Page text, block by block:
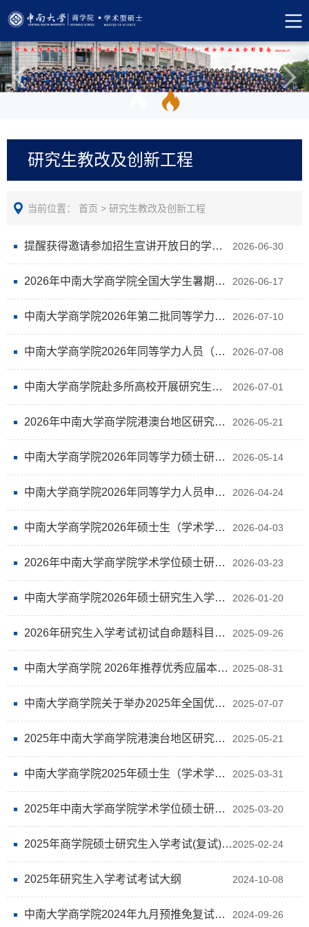
研究生教改及创新工程
当前位置： 首页 > 研究生教改及创新工程
提醒获得邀请参加招生宣讲开放日的学生加入通知QQ群 2026-06-30
2026年中南大学商学院全国大学生暑期招生宣讲开放日活动通知 2026-06-17
中南大学商学院2026年第二批同等学力硕士研究生拟录取名单公示 2026-07-10
中南大学商学院2026年同等学力人员（第二批）申请硕士学位资格审查工作方案 2026-07-08
中南大学商学院赴多所高校开展研究生招生专项宣讲 2026-07-01
2026年中南大学商学院港澳台地区研究生招生考试复试录取结果公示 2026-05-21
中南大学商学院2026年同等学力硕士研究生拟录取名单公示 2026-05-14
中南大学商学院2026年同等学力人员申请硕士学位资格审查工作方案 2026-04-24
中南大学商学院2026年硕士生（学术学位）复试拟录取结果公示及相关说明 2026-04-03
2026年中南大学商学院学术学位硕士研究生招生复试分数线、各专业招生计划以及复试方案 2026-03-23
中南大学商学院2026年硕士研究生入学考试(复试)专业基础测试参考书目 2026-01-20
2026年研究生入学考试初试自命题科目考试大纲 2025-09-26
中南大学商学院 2026年推荐优秀应届本科毕业生免试攻读研究生考核录取工作的通知 （学术学位） 2025-08-31
中南大学商学院关于举办2025年全国优秀大学生经管交叉学术论坛的通知 2025-07-07
2025年中南大学商学院港澳台地区研究生招生考试复试录取结果公示 2025-05-21
中南大学商学院2025年硕士生（学术学位）拟录取结果公示 2025-03-31
2025年中南大学商学院学术学位硕士研究生招生复试分数线、各专业招生计划以及复试方案 2025-03-20
2025年商学院硕士研究生入学考试(复试)专业综合课考试说明及参考书目2025-02-24
2025年研究生入学考试考试大纲 2024-10-08
中南大学商学院2024年九月预推免复试结果查询及说明（学术学位） 2024-09-26